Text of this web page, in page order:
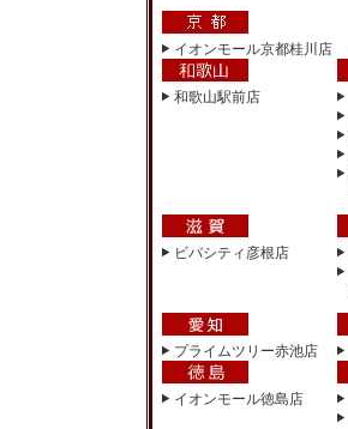
イオンモール京都桂川店
和歌山駅前店
ビバシティ彦根店
プライムツリー赤池店
イオンモール徳島店